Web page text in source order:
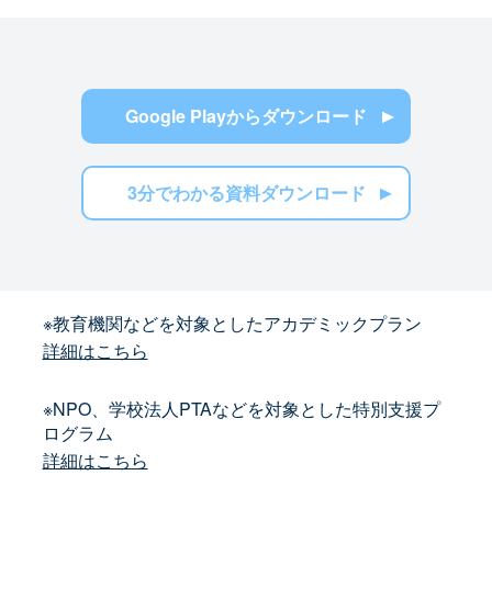
Google Playからダウンロード
3分でわかる資料ダウンロード
※教育機関などを対象としたアカデミックプラン
詳細はこちら
※NPO、学校法人PTAなどを対象とした特別支援プ
ログラム
詳細はこちら